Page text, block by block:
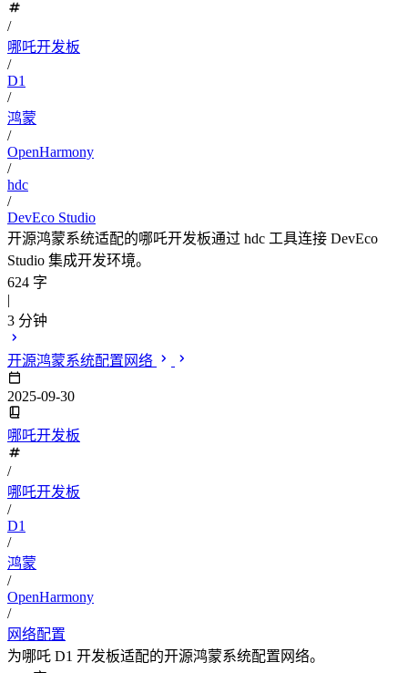
/
哪吒开发板
/
D1
/
鸿蒙
/
OpenHarmony
/
hdc
/
DevEco Studio
开源鸿蒙系统适配的哪吒开发板通过 hdc 工具连接 DevEco
Studio 集成开发环境。
624 字
|
3 分钟
开源鸿蒙系统配置网络
2025-09-30
哪吒开发板
/
哪吒开发板
/
D1
/
鸿蒙
/
OpenHarmony
/
网络配置
为哪吒 D1 开发板适配的开源鸿蒙系统配置网络。